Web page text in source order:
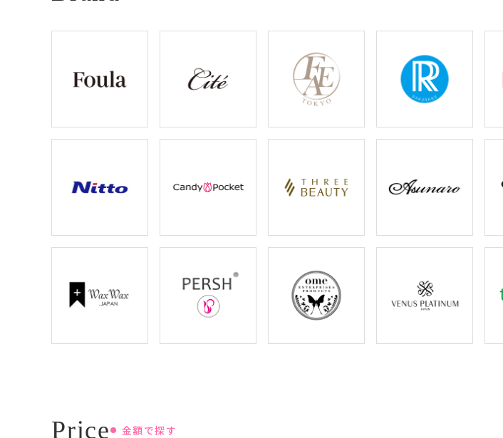
金額で探す